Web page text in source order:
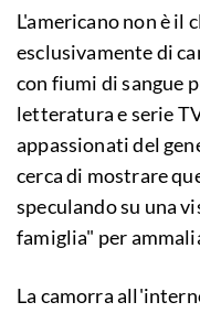
L'americano non è il
esclusivamente di
con fiumi di sangue
letteratura e serie
appassionati del
cerca di mostrare
speculando su una
famiglia" per
La camorra